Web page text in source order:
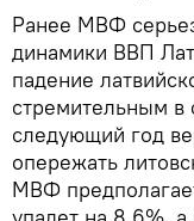
Ранее МВФ
динамики ВВП
падение
стремительным в
следующий год
опережать
МВФ